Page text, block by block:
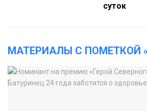
суток
МАТЕРИАЛЫ С ПОМЕТКОЙ